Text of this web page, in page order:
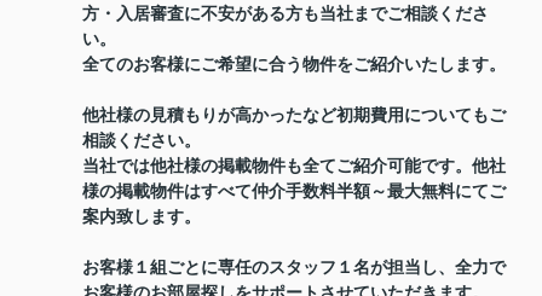
方・入居審査に不安がある方も当社までご相談くださ
い。
全てのお客様にご希望に合う物件をご紹介いたします。
他社様の見積もりが高かったなど初期費用についてもご
相談ください。
当社では他社様の掲載物件も全てご紹介可能です。他社
様の掲載物件はすべて仲介手数料半額～最大無料にてご
案内致します。
お客様１組ごとに専任のスタッフ１名が担当し、全力で